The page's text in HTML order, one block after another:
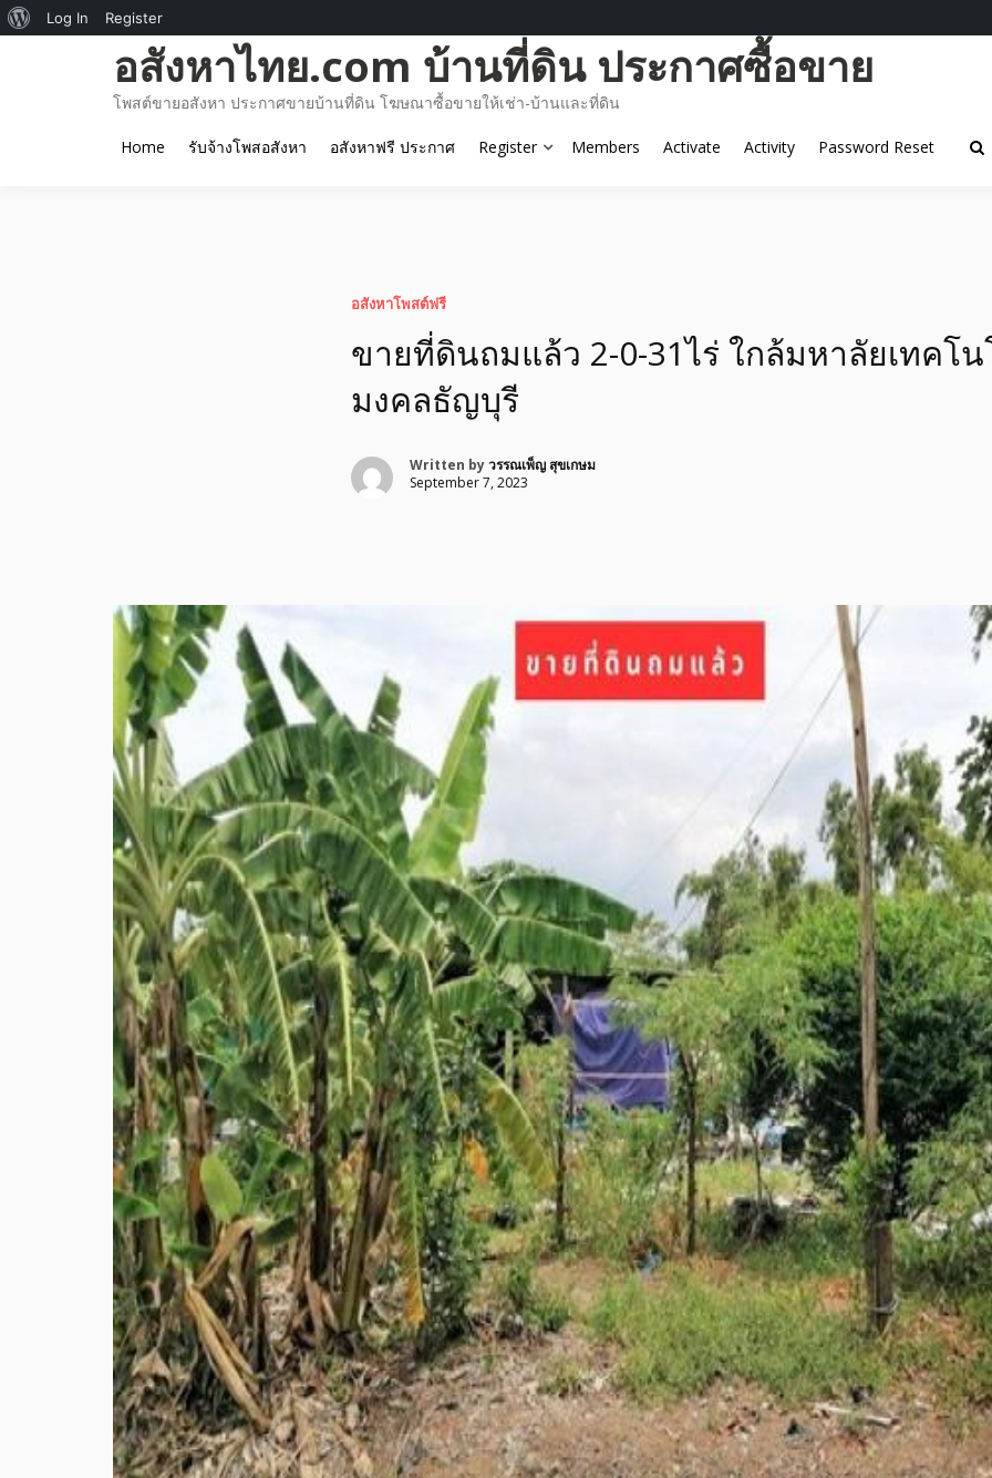
อสังหาไทย.com บ้านที่ดิน ประกาศซื้อขาย
โพสต์ขายอสังหา ประกาศขายบ้านที่ดิน โฆษณาซื้อขายให้เช่า-บ้านและที่ดิน
Home รับจ้างโพสอสังหา อสังหาฟรี ประกาศ Register Members Activate Activity Password Reset
อสังหาโพสต์ฟรี
ขายที่ดินถมแล้ว 2-0-31ไร่ ใกล้มหาลัยเทคโ
มงคลธัญบุรี
Written byวรรณเพ็ญ สุขเกษม
September 7, 2023
About
Log In Register